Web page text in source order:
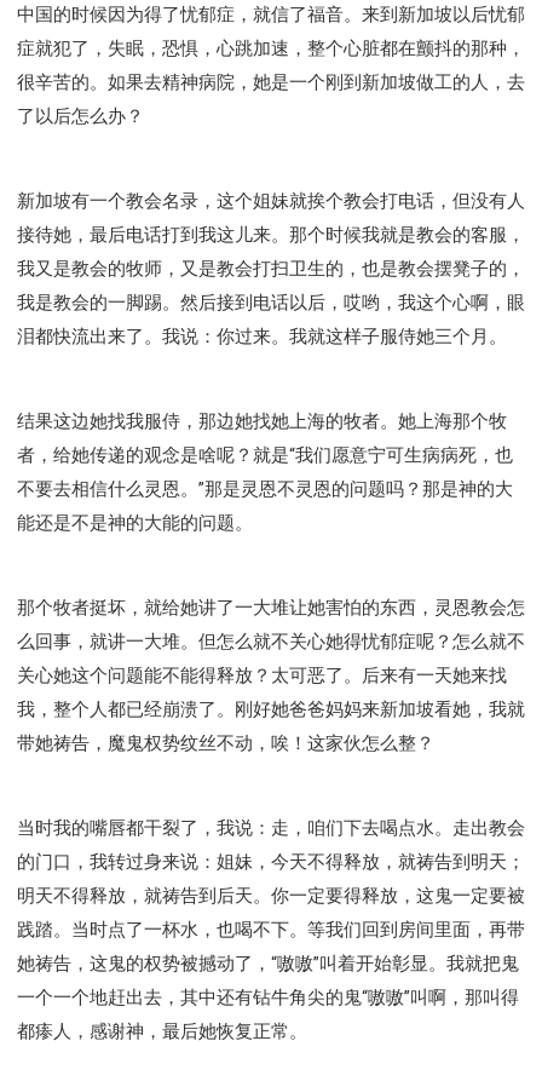
研习会03 - 医治释放特会
研习会03 - 成为门徒特会
中国的时候因为得了忧郁症，就信了福音。来到新加坡以后忧郁
症就犯了，失眠，恐惧，心跳加速，整个心脏都在颤抖的那种，
很辛苦的。如果去精神病院，她是一个刚到新加坡做工的人，去
了以后怎么办？
新加坡有一个教会名录，这个姐妹就挨个教会打电话，但没有人
接待她，最后电话打到我这儿来。那个时候我就是教会的客服，
我又是教会的牧师，又是教会打扫卫生的，也是教会摆凳子的，
我是教会的一脚踢。然后接到电话以后，哎哟，我这个心啊，眼
泪都快流出来了。我说：你过来。我就这样子服侍她三个月。
结果这边她找我服侍，那边她找她上海的牧者。她上海那个牧
者，给她传递的观念是啥呢？就是“我们愿意宁可生病病死，也
不要去相信什么灵恩。”那是灵恩不灵恩的问题吗？那是神的大
能还是不是神的大能的问题。
那个牧者挺坏，就给她讲了一大堆让她害怕的东西，灵恩教会怎
么回事，就讲一大堆。但怎么就不关心她得忧郁症呢？怎么就不
关心她这个问题能不能得释放？太可恶了。后来有一天她来找
我，整个人都已经崩溃了。刚好她爸爸妈妈来新加坡看她，我就
带她祷告，魔鬼权势纹丝不动，唉！这家伙怎么整？
当时我的嘴唇都干裂了，我说：走，咱们下去喝点水。走出教会
的门口，我转过身来说：姐妹，今天不得释放，就祷告到明天；
明天不得释放，就祷告到后天。你一定要得释放，这鬼一定要被
践踏。当时点了一杯水，也喝不下。等我们回到房间里面，再带
她祷告，这鬼的权势被撼动了，“嗷嗷”叫着开始彰显。我就把鬼
一个一个地赶出去，其中还有钻牛角尖的鬼“嗷嗷”叫啊，那叫得
都瘆人，感谢神，最后她恢复正常。